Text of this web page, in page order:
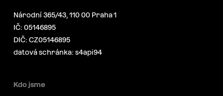
Národní 365/43, 110 00 Praha 1
IČ: 05146895
DIČ: CZ05146895
datová schránka: s4api94
Kdo jsme